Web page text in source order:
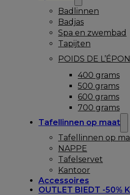
Badlinnen
Badjas
Spa en zwembad
Tapijten
POIDS DE
400 grams
500 grams
600 grams
700 grams
Tafellinnen op maat
Tafellinnen op
NAPPE
Tafelservet
Kantoor
Accessoires
OUTLET BIEDT -50%